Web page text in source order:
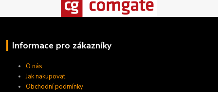
Informace pro zákazníky
O nás
Jak nakupovat
Obchodní podmínky